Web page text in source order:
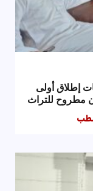
إطلاق أولى
مطروح للتراث